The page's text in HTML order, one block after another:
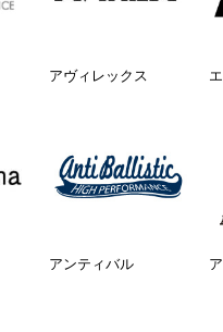
アヴィレックス
アンティバル